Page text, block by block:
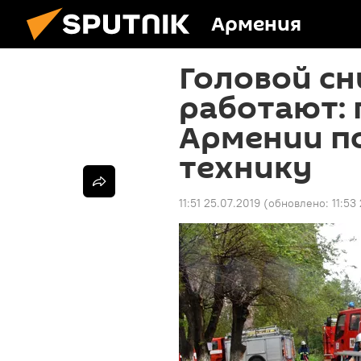
Армения
Головой
Армении
технику
11:51 25.07.2019 (обновлено: